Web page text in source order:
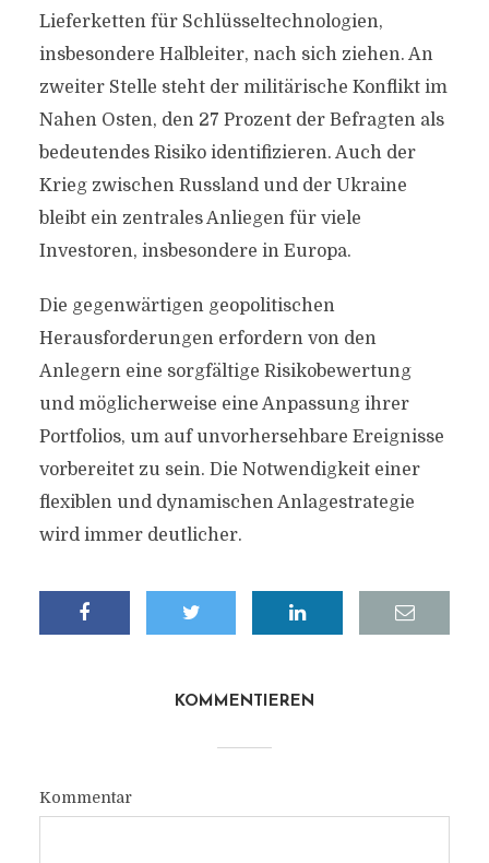
Lieferketten für Schlüsseltechnologien,
insbesondere Halbleiter, nach sich ziehen. An
zweiter Stelle steht der militärische Konflikt im
Nahen Osten, den 27 Prozent der Befragten als
bedeutendes Risiko identifizieren. Auch der
Krieg zwischen Russland und der Ukraine
bleibt ein zentrales Anliegen für viele
Investoren, insbesondere in Europa.
Die gegenwärtigen geopolitischen
Herausforderungen erfordern von den
Anlegern eine sorgfältige Risikobewertung
und möglicherweise eine Anpassung ihrer
Portfolios, um auf unvorhersehbare Ereignisse
vorbereitet zu sein. Die Notwendigkeit einer
flexiblen und dynamischen Anlagestrategie
wird immer deutlicher.
KOMMENTIEREN
Kommentar